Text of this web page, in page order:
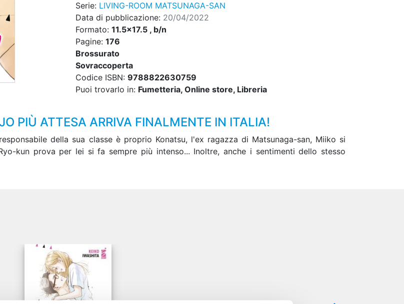
Serie: LIVING-ROOM MATSUNAGA-SAN
Data di pubblicazione: 20/04/2022
Formato: 11.5x17.5 , b/n
Pagine: 176
Brossurato
Sovraccoperta
Codice ISBN: 9788822630759
Puoi trovarlo in: Fumetteria, Online store, Libreria
PIÙ ATTESA ARRIVA FINALMENTE IN ITALIA!
della sua classe è proprio Konatsu, l'ex ragazza di Matsunaga-san, Miiko si
kun prova per lei si fa sempre più intenso... Inoltre, anche i sentimenti dello stesso